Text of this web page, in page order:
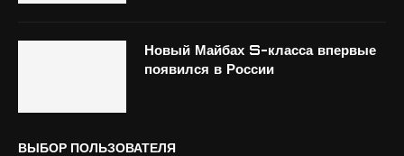
Новый Майбах S-класса впервые
появился в России
ВЫБОР ПОЛЬЗОВАТЕЛЯ